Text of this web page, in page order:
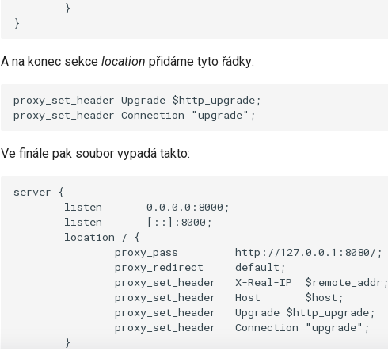
        }
A na konec sekce location přidáme tyto řádky:
proxy_set_header Upgrade $http_upgrade;
Ve finále pak soubor vypadá takto:
server {
        listen       0.0.0.0:8000;
        listen       [::]:8000;
        location / {
                proxy_pass         http://127.0.0.1:8080/;
                proxy_redirect     default;
                proxy_set_header   X-Real-IP  $remote_addr;
                proxy_set_header   Host       $host;
                proxy_set_header   Upgrade $http_upgrade;
                proxy_set_header   Connection "upgrade";
        }